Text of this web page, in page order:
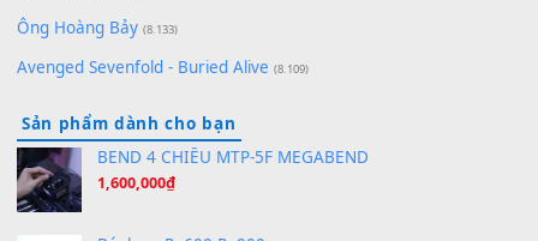
[SHEET PIANO] We Wish You A Merry Christmas
Orange Days - FT Island (8.315)
Hương Ngọc Lan (8.251)
Tiếng Đàn Hàm Oan
Under Pressure